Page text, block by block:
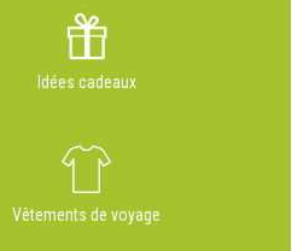
Idées cadeaux
Vêtements de voyage